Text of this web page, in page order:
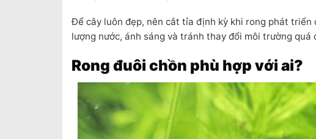
Để cây luôn đẹp, nên cắt tỉa định kỳ khi rong phát
lượng nước, ánh sáng và tránh thay đổi môi trường quá
Rong đuôi chồn phù hợp với ai?